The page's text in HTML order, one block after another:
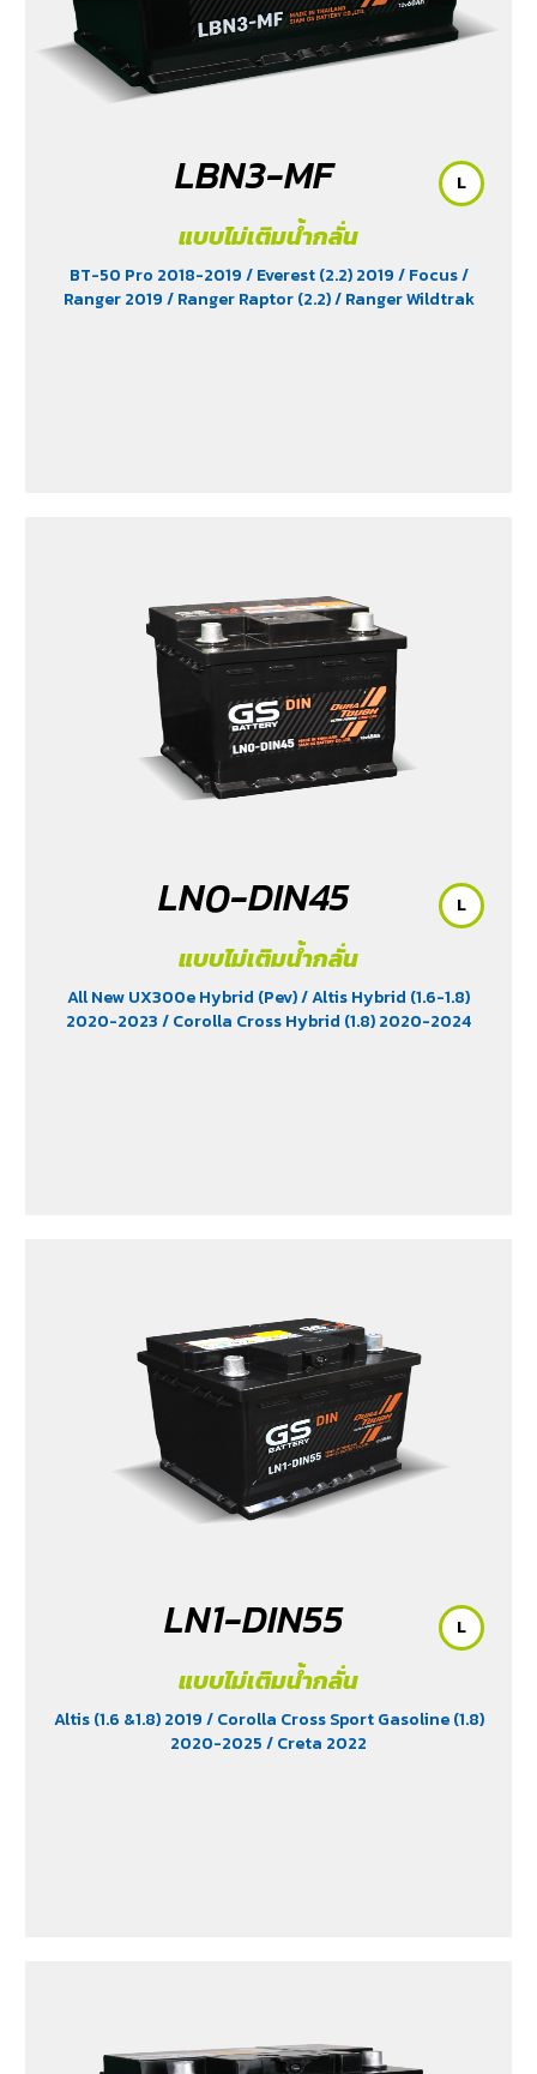
LBN3-MF
แบบไม่เติมน้ำกลั่น
BT-50 Pro 2018-2019/ Everest (2.2) 2019/ Focus/
Ranger 2019/ Ranger Raptor (2.2)/ Ranger Wildtrak
L
LN0-DIN45
แบบไม่เติมน้ำกลั่น
All New UX300e Hybrid (Pev)/ Altis Hybrid (1.6-1.8)
2020-2023/ Corolla Cross Hybrid (1.8) 2020-2024
L
LN1-DIN55
แบบไม่เติมน้ำกลั่น
Altis (1.6 &1.8) 2019/ Corolla Cross Sport Gasoline (1.8)
2020-2025/ Creta 2022
L